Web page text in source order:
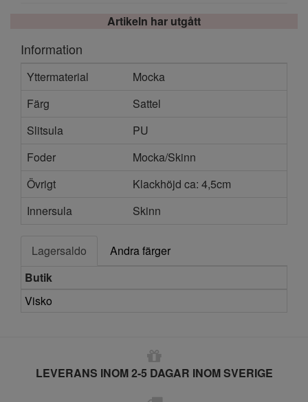
Artikeln har utgått
Information
Yttermaterial
Mocka
Färg
Sattel
Slitsula
PU
Foder
Mocka/Skinn
Övrigt
Klackhöjd ca: 4,5cm
Innersula
Skinn
Lagersaldo
Andra färger
Butik
Visko
LEVERANS INOM 2-5 DAGAR INOM SVERIGE